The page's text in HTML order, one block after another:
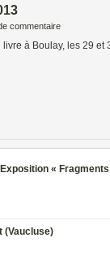
commentaire
à Boulay, les 29
«
(Vaucluse)